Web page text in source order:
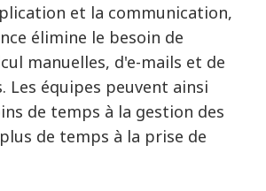
et la communication,
élimine le besoin de
manuelles, d'e-mails et de
Les équipes peuvent ainsi
de temps à la gestion des
de temps à la prise de